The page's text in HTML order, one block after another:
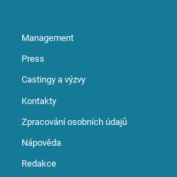
Management
Press
Castingy a výzvy
Kontakty
Zpracování osobních údajů
Nápověda
Redakce